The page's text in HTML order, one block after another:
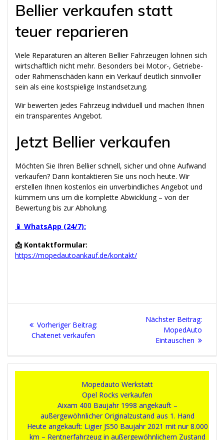
Bellier verkaufen statt
teuer reparieren
Viele Reparaturen an älteren Bellier Fahrzeugen lohnen sich
wirtschaftlich nicht mehr. Besonders bei Motor-, Getriebe-
oder Rahmenschäden kann ein Verkauf deutlich sinnvoller
sein als eine kostspielige Instandsetzung.
Wir bewerten jedes Fahrzeug individuell und machen Ihnen
ein transparentes Angebot.
Jetzt Bellier verkaufen
Möchten Sie Ihren Bellier schnell, sicher und ohne Aufwand
verkaufen? Dann kontaktieren Sie uns noch heute. Wir
erstellen Ihnen kostenlos ein unverbindliches Angebot und
kümmern uns um die komplette Abwicklung – von der
Bewertung bis zur Abholung.
📱 WhatsApp (24/7):
📩 Kontaktformular:
https://mopedautoankauf.de/kontakt/
Vorheriger Beitrag:Vorheriger
Chatenet verkaufen
Nächster Beitrag:
MopedAuto
Eintauschen
Mopedauto Werkstatt
Opel Rocks verkaufen
Aixam 400 Baujahr 1998 angekauft –
außergewöhnlicher Originalzustand aus 1. Hand
Heute angekauft: Ligier JS50 Baujahr 2021 mit nur 8.000
km – Rentnerfahrzeug in außergewöhnlichem Zustand